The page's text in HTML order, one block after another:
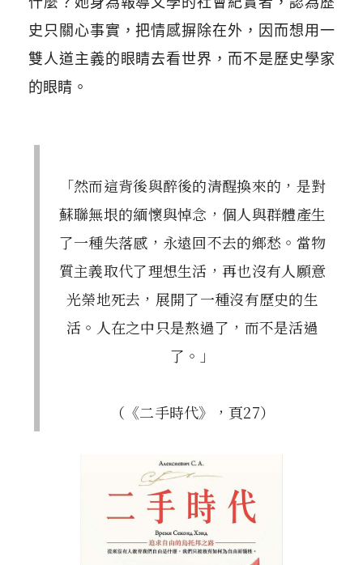
史只關心事實，把情感摒除在外，因而想用一
雙人道主義的眼睛去看世界，而不是歷史學家
的眼睛。
「然而這背後與醉後的清醒換來的，是對
蘇聯無垠的緬懷與悼念，個人與群體產生
了一種失落感，永遠回不去的鄉愁。當物
質主義取代了理想生活，再也沒有人願意
光榮地死去，展開了一種沒有歷史的生
活。人在之中只是熬過了，而不是活過
了。」
（《二手時代》，頁27）